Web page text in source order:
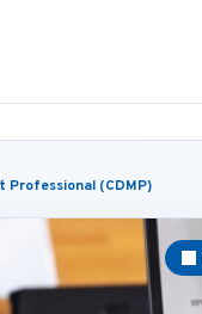
Professional (CDMP)